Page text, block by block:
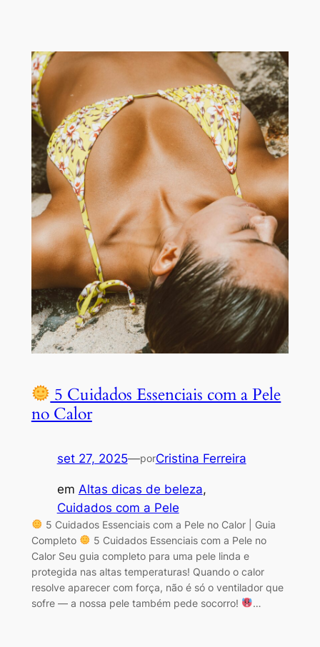
5 Cuidados Essenciais com a Pele
no Calor
set 27, 2025—porCristina Ferreira
em Altas dicas de beleza
Cuidados com a Pele
5 Cuidados Essenciais com a Pele no Calor | Guia
Completo
5 Cuidados Essenciais com a Pele no
Calor Seu guia completo para uma pele linda e
protegida nas altas temperaturas! Quando o calor
resolve aparecer com força, não é só o ventilador que
sofre — a nossa pele também pede socorro!
…